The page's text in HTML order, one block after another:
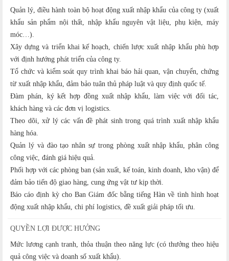
Quản lý, điều hành toàn bộ hoạt động xuất nhập khẩu của công ty (xuất
khẩu sản phẩm nội thất, nhập khẩu nguyên vật liệu, phụ kiện, máy
móc…).
Xây dựng và triển khai kế hoạch, chiến lược xuất nhập khẩu phù hợp
với định hướng phát triển của công ty.
Tổ chức và kiểm soát quy trình khai báo hải quan, vận chuyển, chứng
từ xuất nhập khẩu, đảm bảo tuân thủ pháp luật và quy định quốc tế.
Đàm phán, ký kết hợp đồng xuất nhập khẩu, làm việc với đối tác,
khách hàng và các đơn vị logistics.
Theo dõi, xử lý các vấn đề phát sinh trong quá trình xuất nhập khẩu
hàng hóa.
Quản lý và đào tạo nhân sự trong phòng xuất nhập khẩu, phân công
công việc, đánh giá hiệu quả.
Phối hợp với các phòng ban (sản xuất, kế toán, kinh doanh, kho vận) để
đảm bảo tiến độ giao hàng, cung ứng vật tư kịp thời.
Báo cáo định kỳ cho Ban Giám đốc bằng tiếng Hàn về tình hình hoạt
động xuất nhập khẩu, chi phí logistics, đề xuất giải pháp tối ưu.
QUYỀN LỢI ĐƯỢC HƯỞNG
Mức lương cạnh tranh, thỏa thuận theo năng lực (có thưởng theo hiệu
quả công việc và doanh số xuất khẩu).